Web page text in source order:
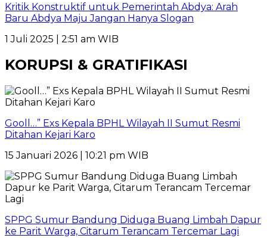
Kritik Konstruktif untuk Pemerintah Abdya: Arah
Baru Abdya Maju Jangan Hanya Slogan
1 Juli 2025 | 2:51 am WIB
KORUPSI & GRATIFIKASI
Gooll…” Exs Kepala BPHL Wilayah II Sumut Resmi
Ditahan Kejari Karo
15 Januari 2026 | 10:21 pm WIB
SPPG Sumur Bandung Diduga Buang Limbah Dapur
ke Parit Warga, Citarum Terancam Tercemar Lagi